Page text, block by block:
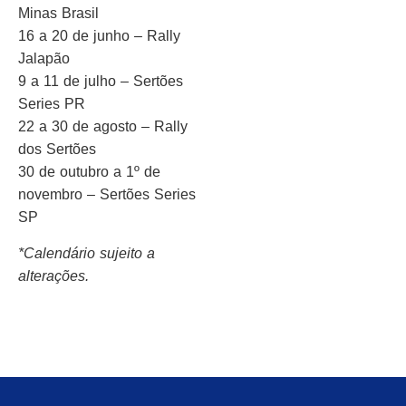
Minas Brasil
16 a 20 de junho – Rally
Jalapão
9 a 11 de julho – Sertões
Series PR
22 a 30 de agosto – Rally
dos Sertões
30 de outubro a 1º de
novembro – Sertões Series
SP
*Calendário sujeito a
alterações.